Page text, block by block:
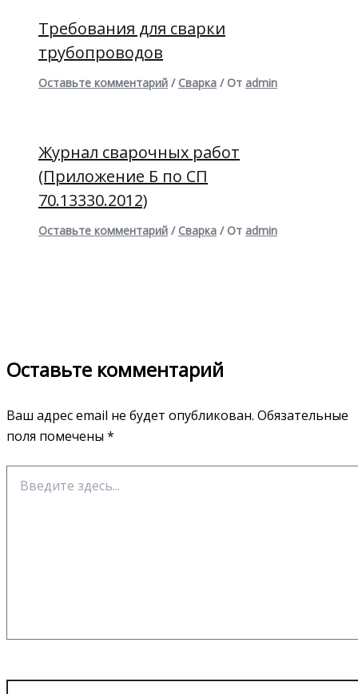
Требования для сварки
трубопроводов
Оставьте комментарий / Сварка / От admin
Журнал сварочных работ
(Приложение Б по СП
70.13330.2012)
Оставьте комментарий / Сварка / От admin
Оставьте комментарий
Ваш адрес email не будет опубликован. Обязательные
поля помечены *
здесь...
Имя*